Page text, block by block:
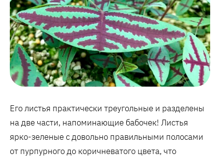
Его листья практически треугольные и разделены
на две части, напоминающие бабочек! Листья
ярко-зеленые с довольно правильными полосами
от пурпурного до коричневатого цвета, что